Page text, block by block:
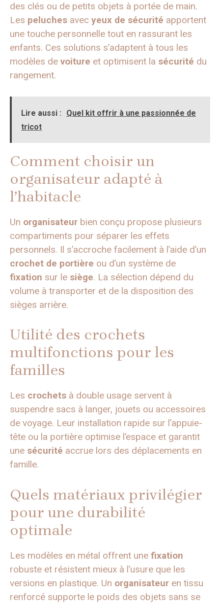
des clés ou de petits objets à portée de main.
Les peluches avec yeux de sécurité apportent
une touche personnelle tout en rassurant les
enfants. Ces solutions s’adaptent à tous les
modèles de voiture et optimisent la sécurité du
rangement.
Lire aussi :
Quel kit offrir à une passionnée de
tricot
Comment choisir un
organisateur adapté à
l’habitacle
Un organisateur bien conçu propose plusieurs
compartiments pour séparer les effets
personnels. Il s’accroche facilement à l’aide d’un
crochet de portière ou d’un système de
fixation sur le siège. La sélection dépend du
volume à transporter et de la disposition des
sièges arrière.
Utilité des crochets
multifonctions pour les
familles
Les crochets à double usage servent à
suspendre sacs à langer, jouets ou accessoires
de voyage. Leur installation rapide sur l’appuie-
tête ou la portière optimise l’espace et garantit
une sécurité accrue lors des déplacements en
famille.
Quels matériaux privilégier
pour une durabilité
optimale
Les modèles en métal offrent une fixation
robuste et résistent mieux à l’usure que les
versions en plastique. Un organisateur en tissu
renforcé supporte le poids des objets sans se